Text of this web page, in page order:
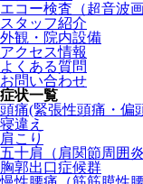
エコー検査（超音波
スタッフ紹介
外観・院内設備
アクセス情報
よくある質問
お問い合わせ
症状一覧
頭痛(緊張性頭痛・偏
寝違え
肩こり
五十肩（肩関節周囲炎
胸郭出口症候群